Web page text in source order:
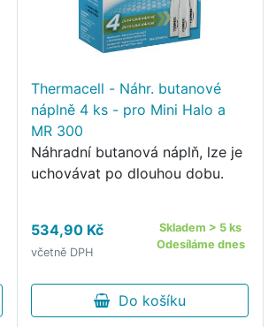
Thermacell - Náhr. butanové
náplně 4 ks - pro Mini Halo a
MR 300
Náhradní butanová náplň, lze je
uchovávat po dlouhou dobu.
534,90 Kč
včetně DPH
Skladem > 5 ks
Odesíláme dnes
Do košíku